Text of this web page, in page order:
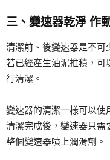
三、變速器乾淨 作
清潔前、後變速器是不可
若已經產生油泥推積，可
行清潔。
變速器的清潔一樣可以使
清潔完成後，變速器只需
整個變速器噴上潤滑劑。